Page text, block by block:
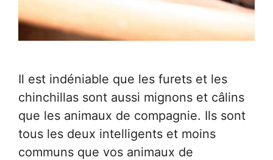
Il est indéniable que les furets et les
chinchillas sont aussi mignons et câlins
que les animaux de compagnie. Ils sont
tous les deux intelligents et moins
communs que vos animaux de